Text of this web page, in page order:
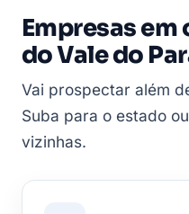
Empresas
do Vale do
Vai prospectar além
Suba para o estado
vizinhas.